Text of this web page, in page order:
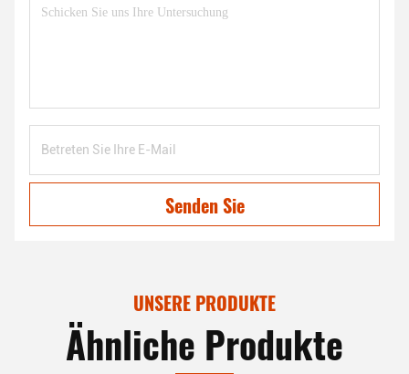
Senden Sie
UNSERE PRODUKTE
Ähnliche Produkte